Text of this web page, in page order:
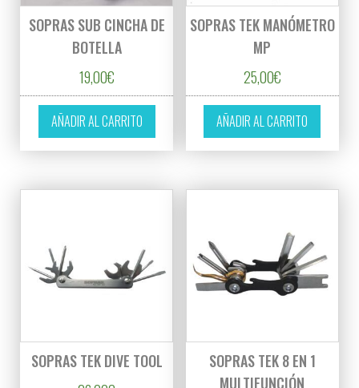
SOPRAS SUB CINCHA DE
BOTELLA
19,00€
AÑADIR AL CARRITO
SOPRAS TEK MANÓMETRO
MP
25,00€
AÑADIR AL CARRITO
SOPRAS TEK DIVE TOOL
SOPRAS TEK 8 EN 1
MULTIFUNCIÓN